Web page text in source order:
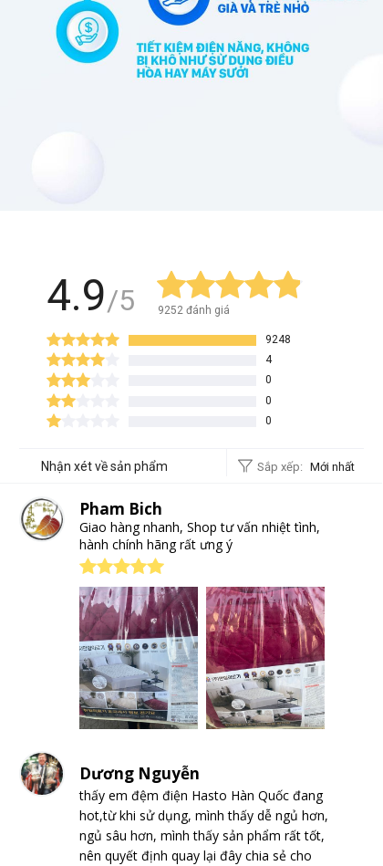
Pham Bich
Giao hàng nhanh, Shop tư vấn nhiệt tình,
hành chính hãng rất ưng ý
Dương Nguyễn
thấy em đệm điện Hasto Hàn Quốc đang
hot,từ khi sử dụng, mình thấy dễ ngủ hơn,
ngủ sâu hơn, mình thấy sản phẩm rất tốt,
nên quyết định quay lại đây chia sẻ cho